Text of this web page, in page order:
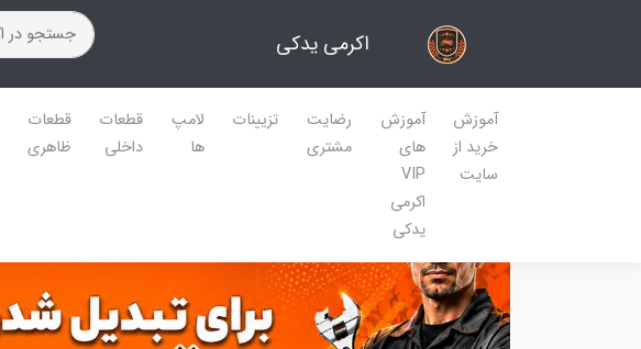
اکرمی یدکی
آموزش
خرید از
سایت
آموزش
های
VIP
اکرمی
یدکی
رضایت
مشتری
تزیینات
لامپ
ها
قطعات
داخلی
قطعات
ظاهری